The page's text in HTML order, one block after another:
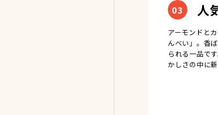
03 人
アーモンドと
んべい」。香
られる一品で
かしさの中に